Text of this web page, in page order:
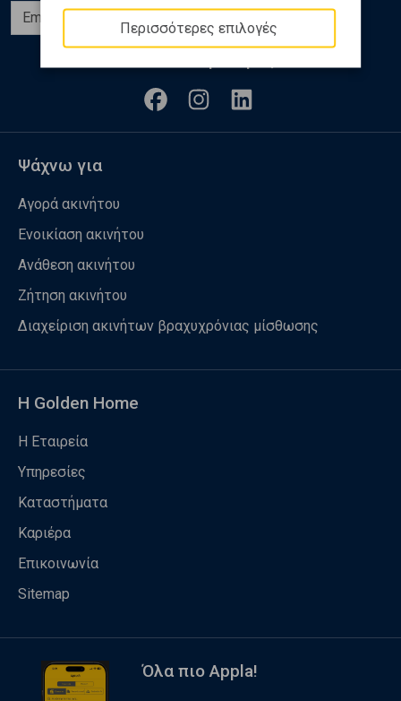
Περισσότερες επιλογές
Ψάχνω για
Αγορά ακινήτου
Ενοικίαση ακινήτου
Ανάθεση ακινήτου
Ζήτηση ακινήτου
Διαχείριση ακινήτων βραχυχρόνιας μίσθωσης
Η Golden Home
Η Εταιρεία
Υπηρεσίες
Καταστήματα
Καριέρα
Επικοινωνία
Sitemap
Όλα πιο Appla!